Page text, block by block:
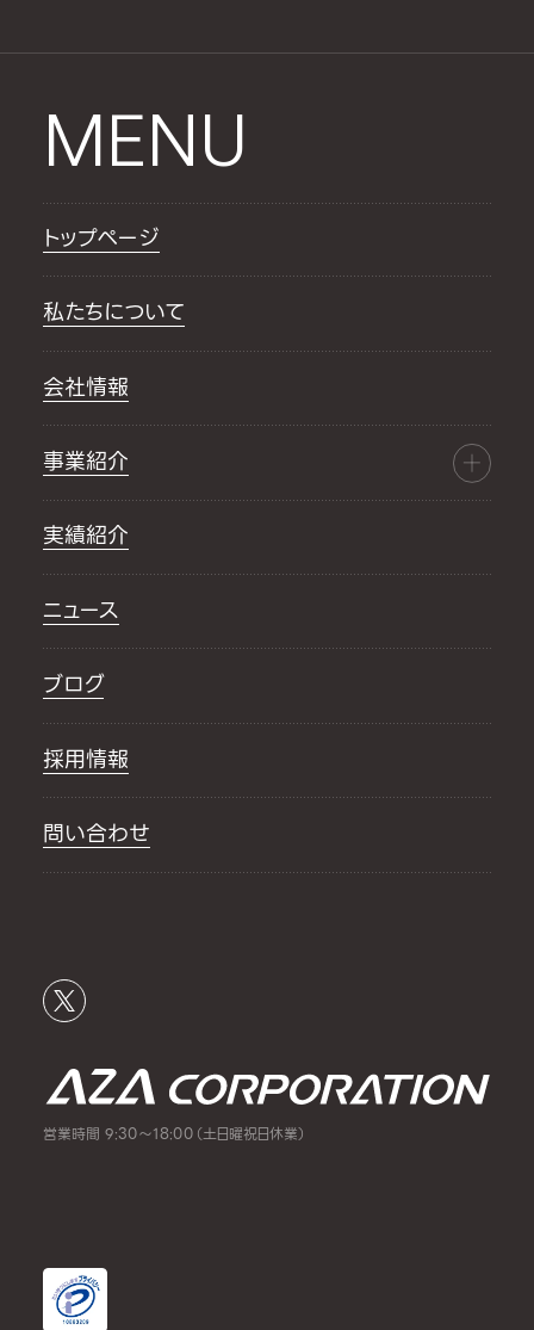
MENU
トップページ
私たちについて
会社情報
事業紹介
実績紹介
ニュース
ブログ
採用情報
問い合わせ
営業時間 9:30～18:00（土日曜祝日休業）